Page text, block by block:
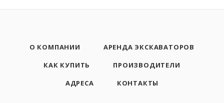
О КОМПАНИИ
АРЕНДА ЭКСКАВАТОРОВ
КАК КУПИТЬ
ПРОИЗВОДИТЕЛИ
АДРЕСА
КОНТАКТЫ